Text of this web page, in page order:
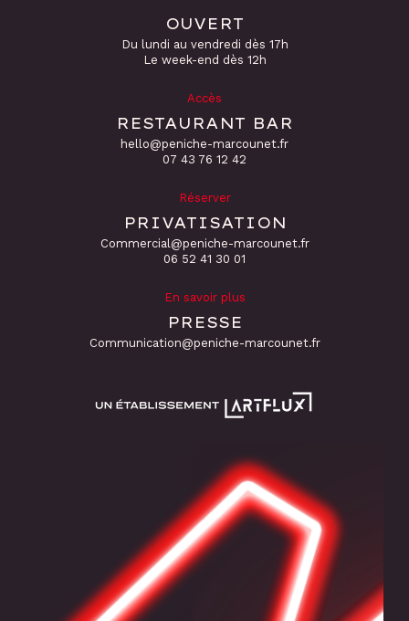
OUVERT
Du lundi au vendredi dès 17h
Le week-end dès 12h
Accès
RESTAURANT BAR
hello@peniche-marcounet.fr
‭07 43 76 12 42
Réserver
PRIVATISATION
Commercial@peniche-marcounet.fr
06 52 41 30 01
En savoir plus
PRESSE
Communication@peniche-marcounet.fr